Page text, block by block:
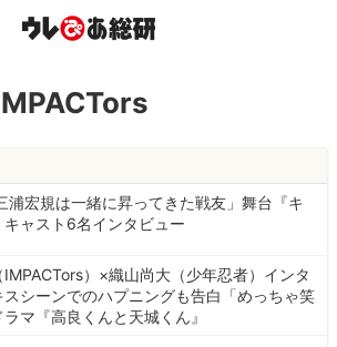
浦宏規は一緒に昇ってきた戦友」舞台『キ
キャスト6名インタビュー
IMPACTors）×織山尚大（少年忍者）インタ
スシーンでのハプニングも告白「めっちゃ笑
マ『高良くんと天城くん』